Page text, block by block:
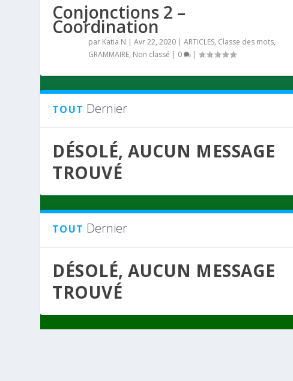
Conjonctions 2 –
Coordination
par Katia N |Avr 22, 2020 |ARTICLES, Classe des mots,
GRAMMAIRE, Non classé | 0 |
TOUT Dernier
DÉSOLÉ, AUCUN MESSAGE
TROUVÉ
TOUT Dernier
DÉSOLÉ, AUCUN MESSAGE
TROUVÉ